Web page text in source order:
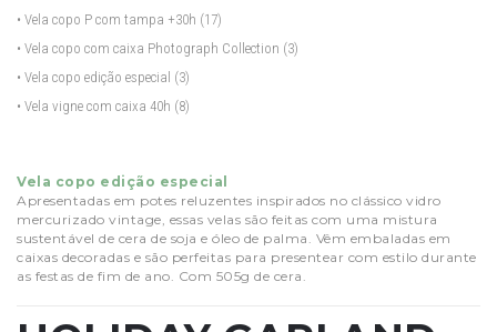
• Vela copo P com tampa +30h (17)
• Vela copo com caixa Photograph Collection (3)
• Vela copo edição especial (3)
• Vela vigne com caixa 40h (8)
Vela copo edição especial
Apresentadas em potes reluzentes inspirados no clássico vidro
mercurizado vintage, essas velas são feitas com uma mistura
sustentável de cera de soja e óleo de palma. Vêm embaladas em
caixas decoradas e são perfeitas para presentear com estilo durante
as festas de fim de ano. Com 505g de cera.